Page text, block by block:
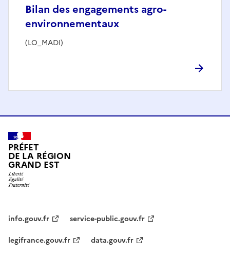
Bilan des engagements agro-
environnementaux
(LO_MADI)
PRÉFET
DE LA RÉGION
GRAND EST
info.gouv.fr
service-public.gouv.fr
legifrance.gouv.fr
data.gouv.fr